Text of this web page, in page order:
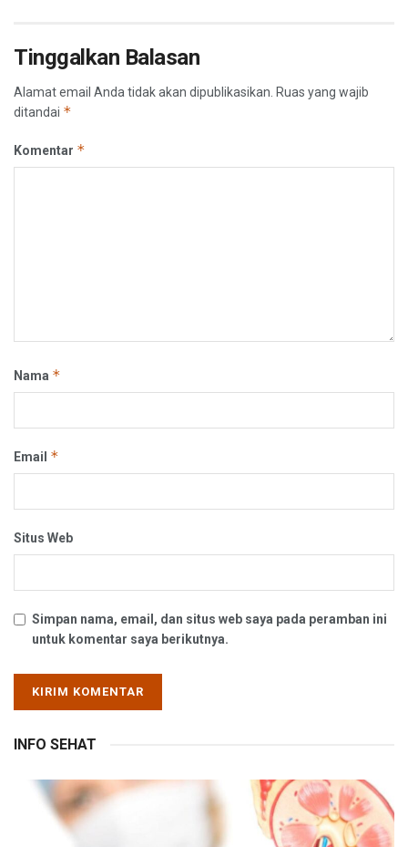
Tinggalkan Balasan
Alamat email Anda tidak akan dipublikasikan. Ruas yang wajib
ditandai *
Komentar *
Nama *
Email *
Situs Web
Simpan nama, email, dan situs web saya pada peramban ini
untuk komentar saya berikutnya.
INFO SEHAT